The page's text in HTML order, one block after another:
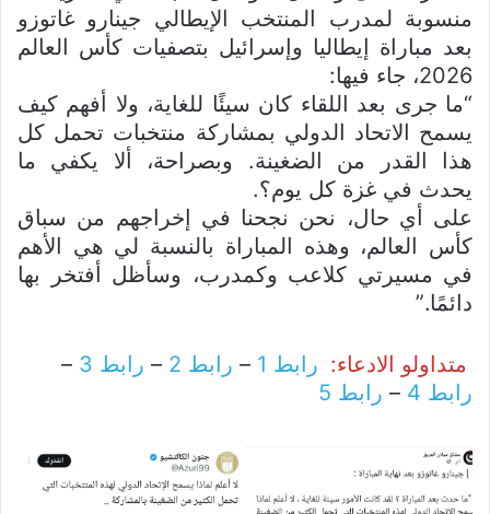
منسوبة لمدرب المنتخب الإيطالي جينارو غاتوزو
بعد مباراة إيطاليا وإسرائيل بتصفيات كأس العالم
2026، جاء فيها:
“ما جرى بعد اللقاء كان سيئًا للغاية، ولا أفهم كيف
يسمح الاتحاد الدولي بمشاركة منتخبات تحمل كل
هذا القدر من الضغينة. وبصراحة، ألا يكفي ما
يحدث في غزة كل يوم؟.
على أي حال، نحن نجحنا في إخراجهم من سباق
كأس العالم، وهذه المباراة بالنسبة لي هي الأهم
في مسيرتي كلاعب وكمدرب، وسأظل أفتخر بها
دائمًا.”
متداولو الادعاء: رابط 1 – رابط 2 – رابط 3
–
رابط 4
– رابط 5